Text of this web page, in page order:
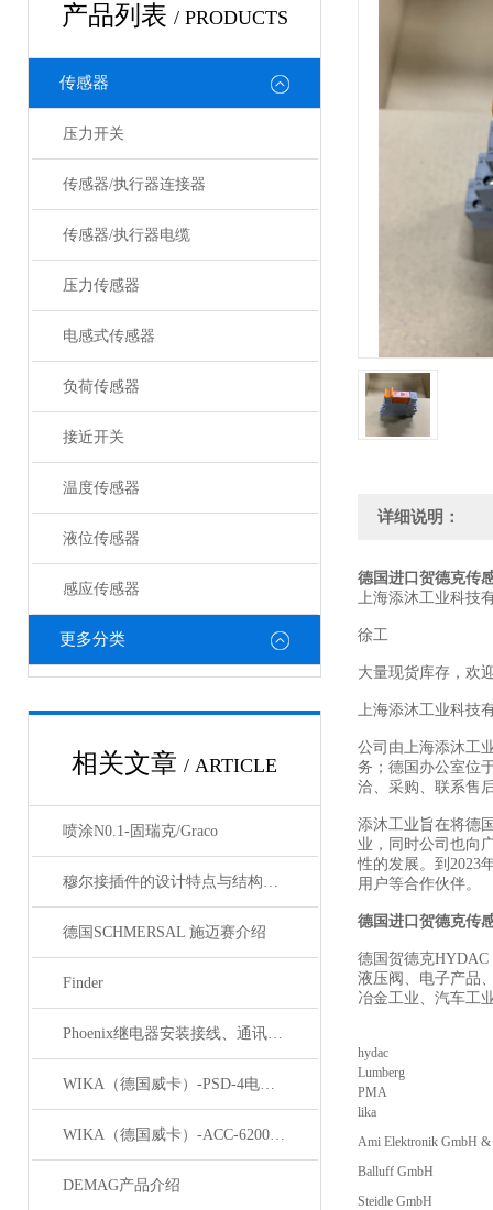
产品列表 / PRODUCTS
传感器
压力开关
传感器/执行器连接器
传感器/执行器电缆
压力传感器
电感式传感器
负荷传感器
接近开关
温度传感器
液位传感器
感应传感器
更多分类
相关文章 / ARTICLE
喷涂N0.1-固瑞克/Graco
穆尔接插件的设计特点与结构优化
德国SCHMERSAL 施迈赛介绍
Finder
Phoenix继电器安装接线、通讯集成与故障诊断指南
WIKA（德国威卡）-PSD-4电子压力开关
WIKA（德国威卡）-ACC-6200系列压力变送器简介
DEMAG产品介绍
详细说明：
德国进口贺德克传
上海添沐工业科技
徐工
大量现货库存，欢
上海添沐工业科技
公司由上海添沐工
务；德国办公室位
洽、采购、联系售
添沐工业旨在将德
业，同时公司也向
性的发展。到2023
用户等合作伙伴。
德国进口贺德克传
德国贺德克HYDAC
液压阀、电子产品
冶金工业、汽车工
hydac
Lumberg
PMA
lika
Ami Elektronik GmbH &
Balluff GmbH
Steidle GmbH